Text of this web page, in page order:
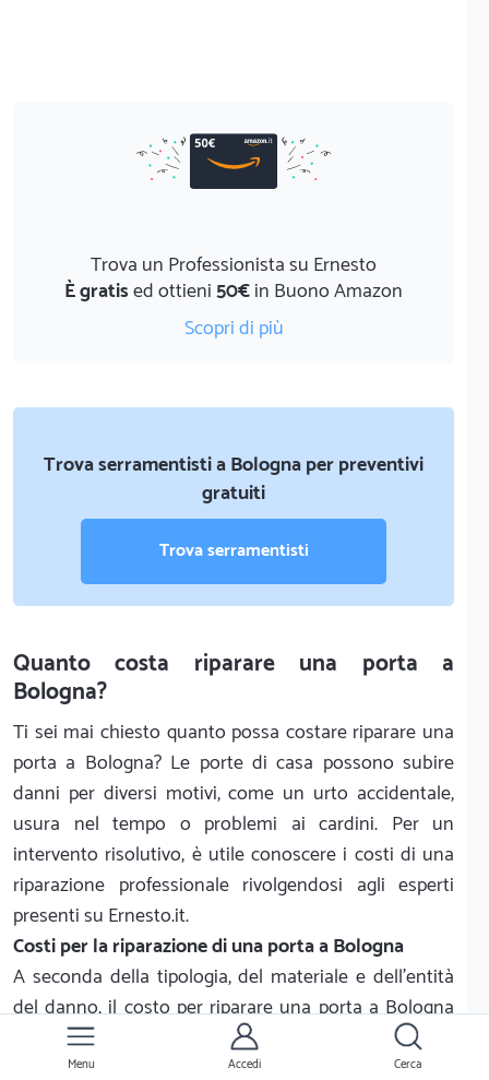
Trova un Professionista su Ernesto
È gratised ottieni50€in Buono Amazon
Scopri di più
Trova serramentisti a Bologna per preventivi
gratuiti
Trova serramentisti
Quanto costa riparare una porta a
Bologna?
Ti sei mai chiesto quanto possa costare riparare una
porta a Bologna? Le porte di casa possono subire
danni per diversi motivi, come un urto accidentale,
usura nel tempo o problemi ai cardini. Per un
intervento risolutivo, è utile conoscere i costi di una
riparazione professionale rivolgendosi agli esperti
presenti su Ernesto.it.
Costi per la riparazione di una porta a Bologna
A seconda della tipologia, del materiale e dell'entità
del danno, il costo per riparare una porta a Bologna
varia generalmente da 40 € a 180 €. I principali fattori
che influenzano il prezzo dell'intervento includono:
Menu Accedi Cerca